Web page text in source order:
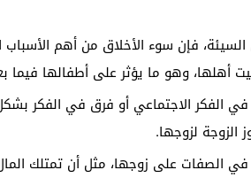
السيئة، فإن سوء الأخلاق من أهم
أهلها، وهو ما يؤثر على أطفالها فيما
الفكر الاجتماعي أو فرق في الفكر
لزوجها.
الصفات على زوجها، مثل أن تمتلك